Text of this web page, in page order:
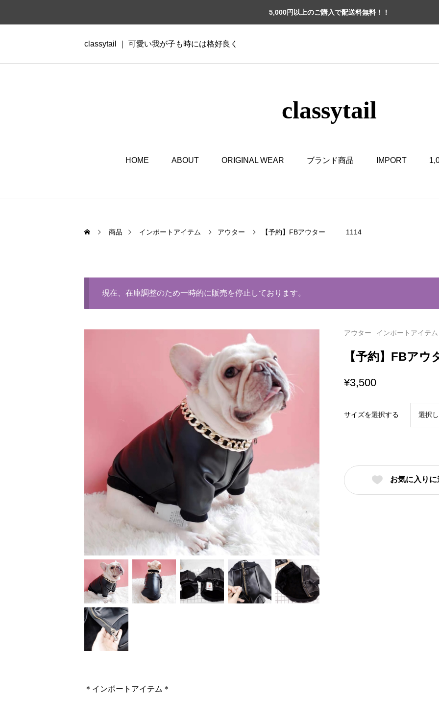
5,000円以上のご購入で配送料無料！！
classytail ｜ 可愛い我が子も時には格好良く
classytail
HOME ABOUT ORIGINAL WEAR ブランド商品 IMPORT
商品 インポートアイテム アウター 【予約】FBアウター 1114
現在、在庫調整のため一時的に販売を停止しております。
アウター インポートアイテム
【予約】FB
¥3,500
サイズを選択する
お気に入り
＊インポートアイテム＊